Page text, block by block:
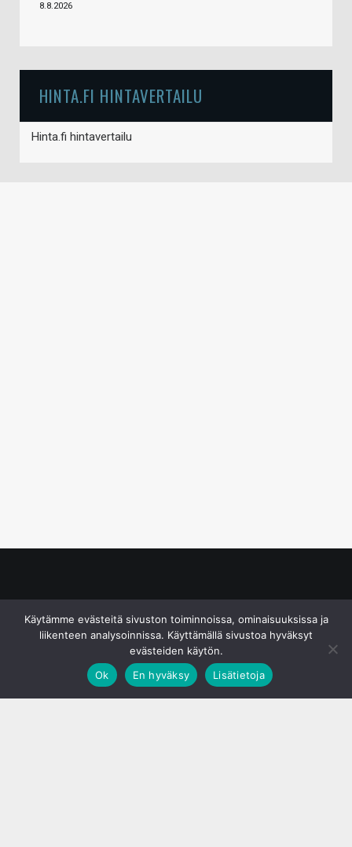
8.8.2026
HINTA.FI HINTAVERTAILU
Hinta.fi hintavertailu
Käytämme evästeitä sivuston toiminnoissa, ominaisuuksissa ja
liikenteen analysoinnissa. Käyttämällä sivustoa hyväksyt
evästeiden käytön.
Ok
En hyväksy Lisätietoja